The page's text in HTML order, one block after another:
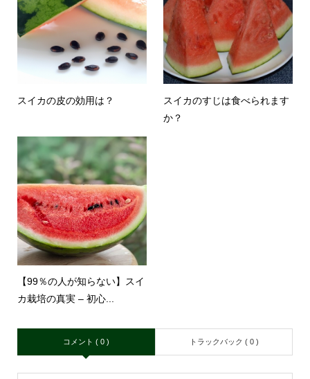
スイカの皮の効用は？
スイカのすじは食べられます
か？
【99％の人が知らない】スイ
カ栽培の真実 – 初心...
コメント ( 0 ) トラックバック ( 0 )